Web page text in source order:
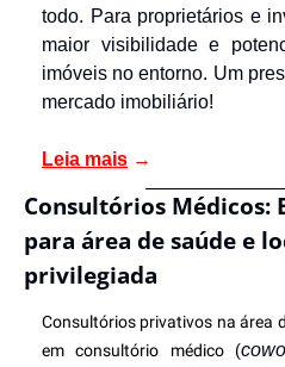
todo. Para proprietários e
maior visibilidade e
imóveis no entorno. Um
mercado imobiliário!
Leia mais →
Consultórios Médicos:
para área de saúde e
privilegiada
Consultórios privativos na área
em consultório médico (